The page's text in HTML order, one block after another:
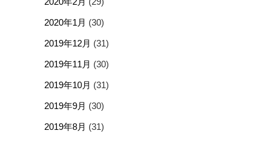
2020年1月 (30)
2019年12月 (31)
2019年11月 (30)
2019年10月 (31)
2019年9月 (30)
2019年8月 (31)